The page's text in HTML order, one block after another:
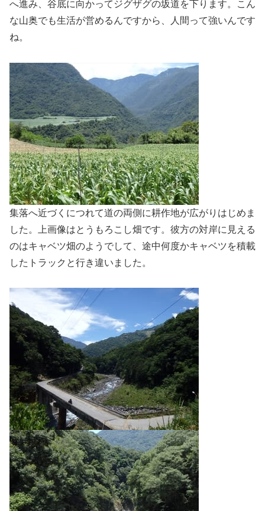
へ進み、谷底に向かってジグザグの坂道を下ります。こん
な山奥でも生活が営めるんですから、人間って強いんです
ね。
集落へ近づくにつれて道の両側に耕作地が広がりはじめま
した。上画像はとうもろこし畑です。彼方の対岸に見える
のはキャベツ畑のようでして、途中何度かキャベツを積載
したトラックと行き違いました。